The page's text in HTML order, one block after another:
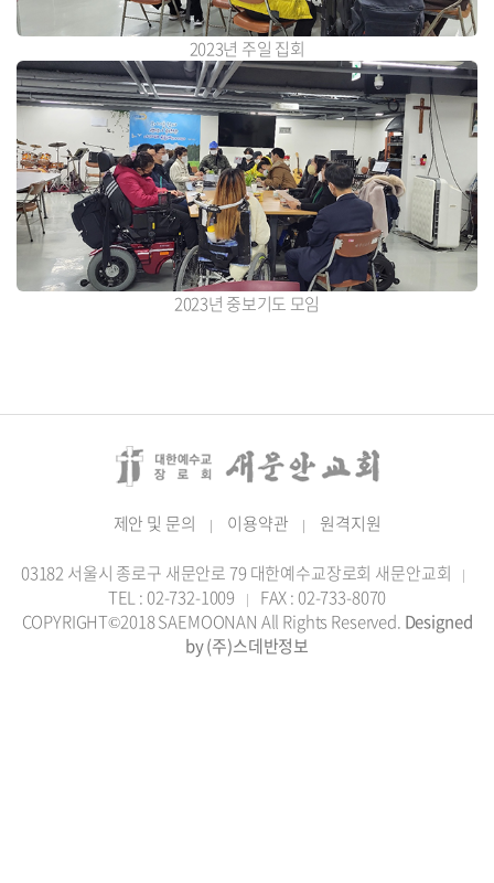
2023년 주일 집회
2023년 중보기도 모임
제안 및 문의 | 이용약관 | 원격지원
03182 서울시 종로구 새문안로 79 대한예수교장로회 새문안교회 |
TEL : 02-732-1009 |
FAX : 02-733-8070
COPYRIGHT©2018 SAEMOONAN All Rights Reserved. Designed
by (주)스데반정보